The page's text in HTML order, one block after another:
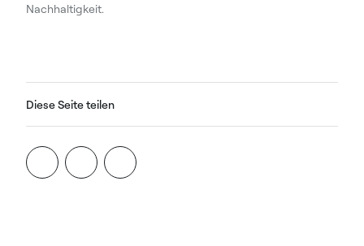
Nachhaltigkeit.
Diese Seite teilen